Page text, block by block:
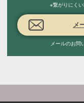
※繋がりにく
メ
メールのお問